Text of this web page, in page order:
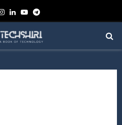
Instagram
Linkedin
YoutubeTelegram